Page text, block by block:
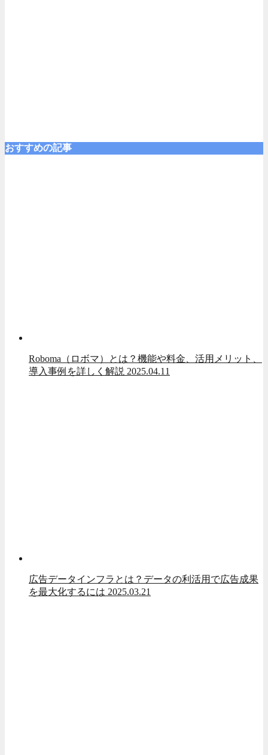
おすすめの記事
Roboma（ロボマ）とは？機能や料金、活用メリット、
導入事例を詳しく解説 2025.04.11
広告データインフラとは？データの利活用で広告成果
を最大化するには 2025.03.21